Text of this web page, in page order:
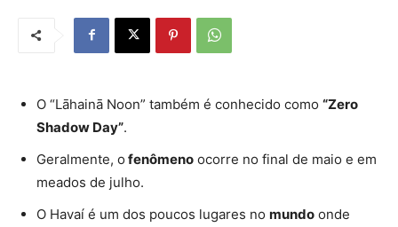
O “Lāhainā Noon” também é conhecido como “Zero
Shadow Day”.
Geralmente, o fenômeno ocorre no final de maio e em
meados de julho.
O Havaí é um dos poucos lugares no mundo onde